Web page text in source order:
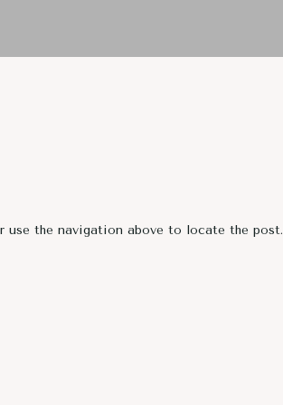
use the navigation above to locate the post.